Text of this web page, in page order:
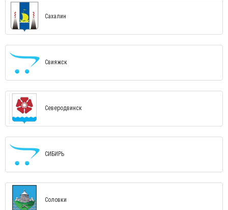
Сахалин
Свияжск
Северодвинск
СИБИРЬ
Соловки